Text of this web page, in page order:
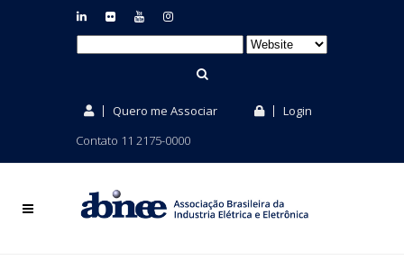
Quero me Associar
Login
Contato 11 2175-0000